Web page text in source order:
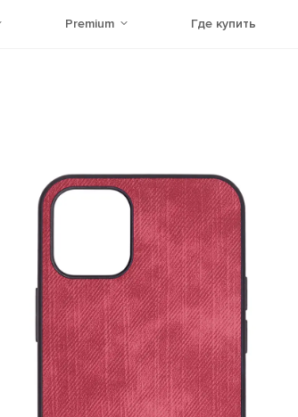
Premium Где купить